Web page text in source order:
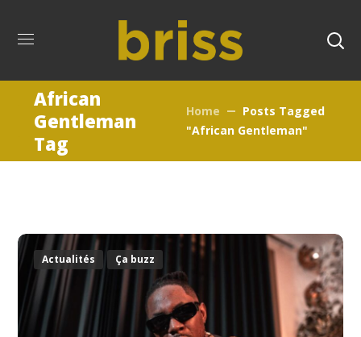
African
Gentleman
Tag
Home
Posts Tagged
"African Gentleman"
Actualités Ça buzz